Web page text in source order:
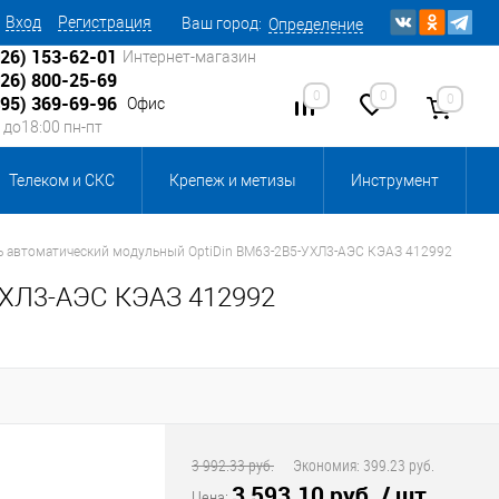
Вход Регистрация Ваш город: Определение
153-62-01 Интернет-магазин
800-25-69
369-69-96 Офис
до18:00 пн-пт
0 0 0
Телеком и СКС Крепеж и метизы Инструмент
Источники питания Кабеленесущие системы
автоматический модульный OptiDin BM63-2B5-УХЛ3-АЭС КЭАЗ 412992
АЭС КЭАЗ 412992
3 992.33 руб. Экономия: 399.23 руб.